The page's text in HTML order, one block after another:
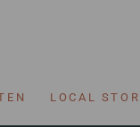
LOCAL